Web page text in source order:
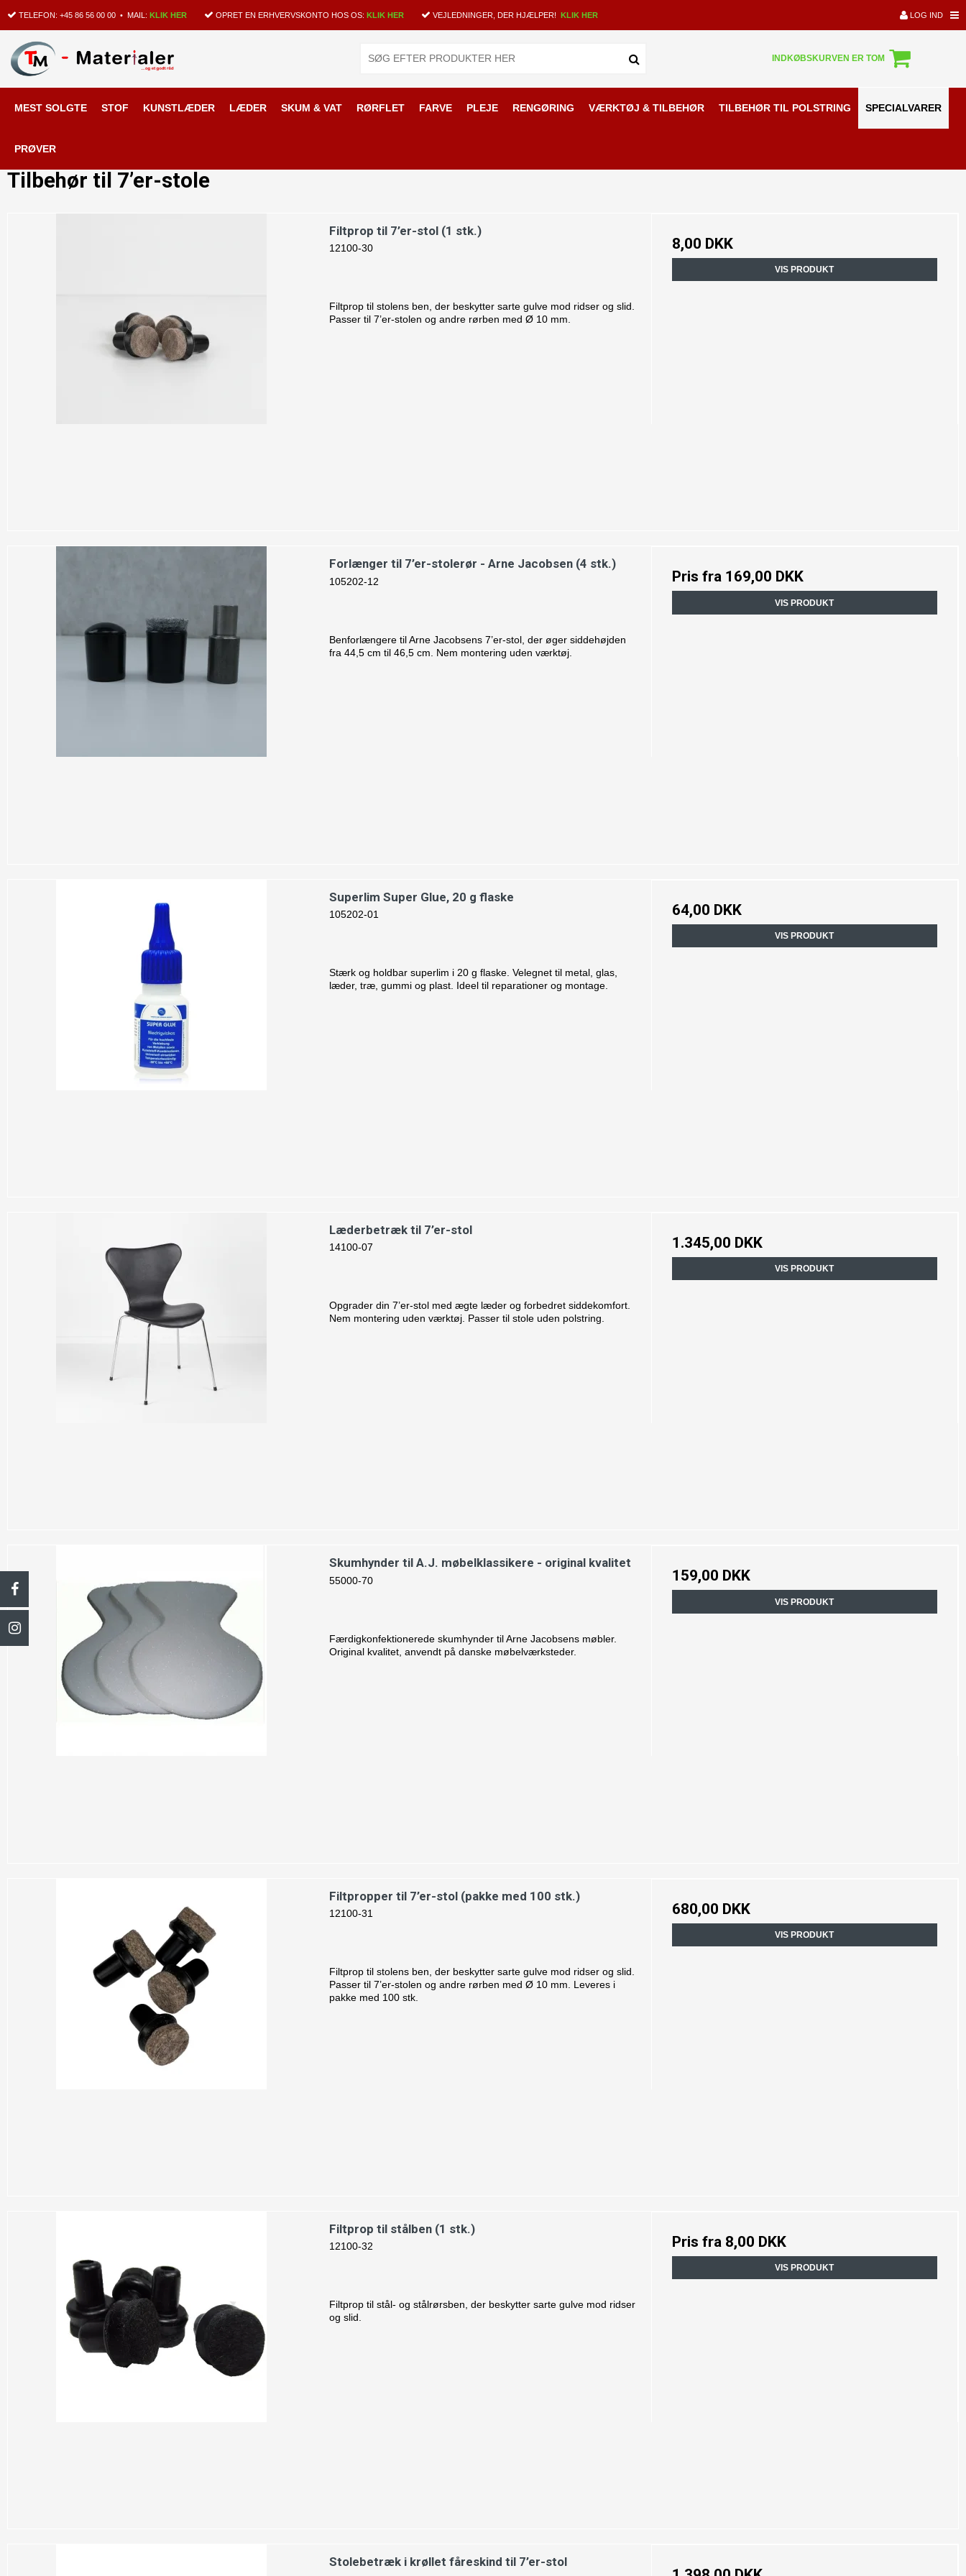
TELEFON: +45 86 56 00 00 • MAIL: KLIK HER OPRET EN ERHVERVSKONTO HOS OS: KLIK HER VEJLEDNINGER, DER HJÆLPER! KLIK HER LOG IND
INDKØBSKURVEN ER TOM
MEST SOLGTE STOF KUNSTLÆDER LÆDER SKUM & VAT RØRFLET FARVE PLEJE RENGØRING VÆRKTØJ & TILBEHØR TILBEHØR TIL POLSTRING SPECIALVARER
PRØVER
Forside / Shop
Tilbehør til 7’er-stole
Filtprop til 7’er-stol (1 stk.)
12100-30
Filtprop til stolens ben, der beskytter sarte gulve mod ridser og slid.
Passer til 7’er-stolen og andre rørben med Ø 10 mm.
8,00 DKK
VIS PRODUKT
Forlænger til 7’er-stolerør - Arne Jacobsen (4 stk.)
105202-12
Benforlængere til Arne Jacobsens 7’er-stol, der øger siddehøjden
fra 44,5 cm til 46,5 cm. Nem montering uden værktøj.
Pris fra 169,00 DKK
VIS PRODUKT
Superlim Super Glue, 20 g flaske
105202-01
Stærk og holdbar superlim i 20 g flaske. Velegnet til metal, glas,
læder, træ, gummi og plast. Ideel til reparationer og montage.
64,00 DKK
VIS PRODUKT
Læderbetræk til 7’er-stol
14100-07
Opgrader din 7’er-stol med ægte læder og forbedret siddekomfort.
Nem montering uden værktøj. Passer til stole uden polstring.
1.345,00 DKK
VIS PRODUKT
Skumhynder til A.J. møbelklassikere - original kvalitet
55000-70
Færdigkonfektionerede skumhynder til Arne Jacobsens møbler.
Original kvalitet, anvendt på danske møbelværksteder.
159,00 DKK
VIS PRODUKT
Filtpropper til 7’er-stol (pakke med 100 stk.)
12100-31
Filtprop til stolens ben, der beskytter sarte gulve mod ridser og slid.
Passer til 7’er-stolen og andre rørben med Ø 10 mm. Leveres i
pakke med 100 stk.
680,00 DKK
VIS PRODUKT
Filtprop til stålben (1 stk.)
12100-32
Filtprop til stål- og stålrørsben, der beskytter sarte gulve mod ridser
og slid.
Pris fra 8,00 DKK
VIS PRODUKT
Stolebetræk i krøllet fåreskind til 7’er-stol